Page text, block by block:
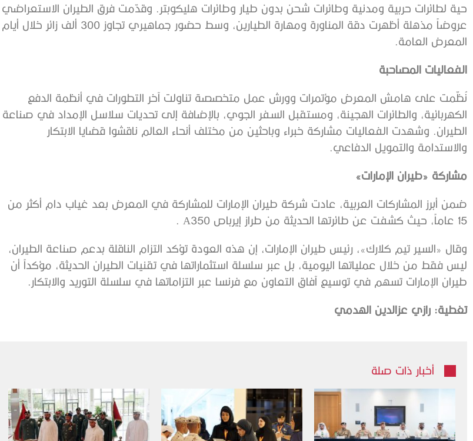
حية لطائرات حربية ومدنية وطائرات شحن بدون طيار وطائرات هليكوبتر. وقدّمت فرق الطيران الاستعراضي
عروضاً مذهلة أظهرت دقة المناورة ومهارة الطيارين، وسط حضور جماهيري تجاوز 300 ألف زائر خلال أيام
المعرض العامة.
الفعاليات المصاحبة
نُظّمت على هامش المعرض مؤتمرات وورش عمل متخصصة تناولت آخر التطورات في أنظمة الدفع
الكهربائية، والطائرات الهجينة، ومستقبل السفر الجوي، بالإضافة إلى تحديات سلاسل الإمداد في صناعة
الطيران. وشهدت الفعاليات مشاركة خبراء وباحثين من مختلف أنحاء العالم ناقشوا قضايا الابتكار
والاستدامة والتمويل الدفاعي.
مشاركة «طيران الإمارات»
ضمن أبرز المشاركات العربية، عادت شركة طيران الإمارات للمشاركة في المعرض بعد غياب دام أكثر من
15 عاماً، حيث كشفت عن طائرتها الحديثة من طراز إيرباص A350 .
وقال «السير تيم كلارك»، رئيس طيران الإمارات، إن هذه العودة تؤكد التزام الناقلة بدعم صناعة الطيران،
ليس فقط من خلال عملياتها اليومية، بل عبر سلسلة استثماراتها في تقنيات الطيران الحديثة، مؤكداً أن
طيران الإمارات تسهم في توسيع آفاق التعاون مع فرنسا عبر التزاماتها في سلسلة التوريد والابتكار.
تغطية: رازي عزالدين الهدمي
أخبار ذات صلة